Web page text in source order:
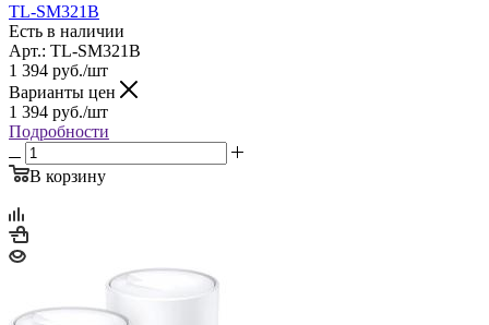
TL-SM321B
Есть в наличии
Арт.: TL-SM321B
1 394 руб./шт
Варианты цен
1 394 руб./шт
Подробности
В корзину